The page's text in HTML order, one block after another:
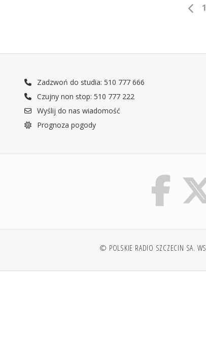
Zadzwoń do studia: 510 777 666
Czujny non stop: 510 777 222
Wyślij do nas wiadomość
Prognoza pogody
© POLSKIE RADIO SZCZECIN SA.